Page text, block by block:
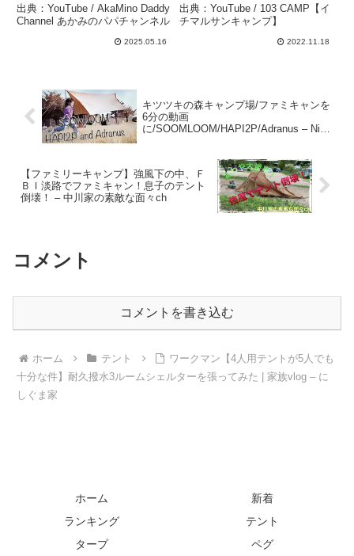
AkaMino Daddy Channel
あかみのパパチャンネル
出典：YouTube / AkaMino Daddy
Channel あかみのパパチャンネル
2025.05.16
ンすぎた… – 103
CAMP【イチマルサンキャ
出典：YouTube / 103 CAMP【イ
チマルサンキャンプ】
2022.11.18
キツツキの森キャンプ場/ファミキャンを
6分の動画
に/SOOMLOOM/HAPI2P/Adranus – Nico
【ファミリーキャンプ】強風下の中、Ｆ
ＢＩ淡路でファミキャン！息子のテント
倒壊！ – 中川家の素敵な面々ch
コメント
コメントを書き込む
ホーム テント
ワークマン【4人用テントが5人でも
十分な件】耐久撥水3ルームシェルターを張ってみた | 家族vlog – に
しぐま家
ホーム
新着
ランキング
テント
タープ
ペグ